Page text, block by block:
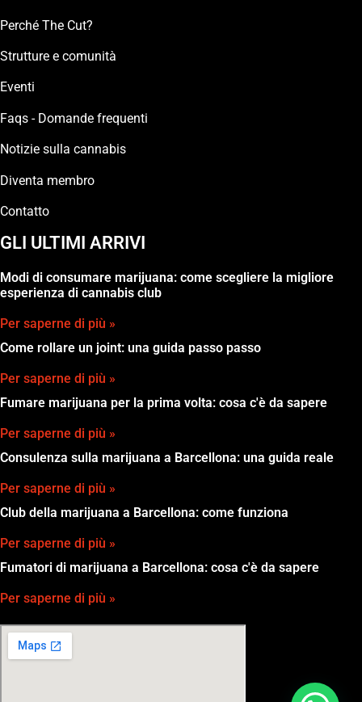
Perché The Cut?
Strutture e comunità
Eventi
Faqs - Domande frequenti
Notizie sulla cannabis
Diventa membro
Contatto
GLI ULTIMI ARRIVI
Modi di consumare marijuana: come scegliere la migliore
esperienza di cannabis club
Per saperne di più »
Come rollare un joint: una guida passo passo
Per saperne di più »
Fumare marijuana per la prima volta: cosa c'è da sapere
Per saperne di più »
Consulenza sulla marijuana a Barcellona: una guida reale
Per saperne di più »
Club della marijuana a Barcellona: come funziona
Per saperne di più »
Fumatori di marijuana a Barcellona: cosa c'è da sapere
Per saperne di più »